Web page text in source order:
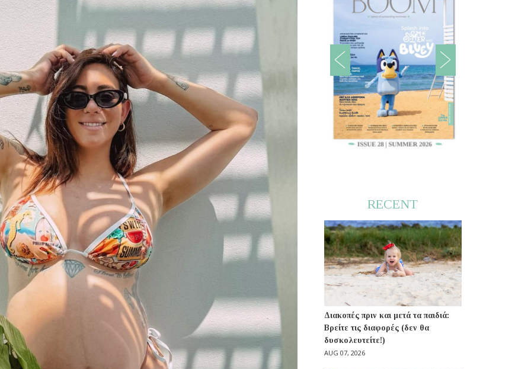
RECENT
Διακοπές πριν και μετά τα παιδιά:
Βρείτε τις διαφορές (δεν θα
δυσκολευτείτε!)
AUG 07, 2026